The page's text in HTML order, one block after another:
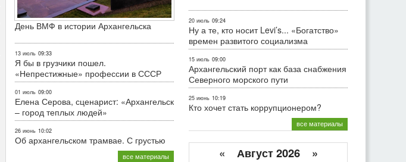
День ВМФ в истории Архангельска
13 июль 09:33
Я бы в грузчики пошел.
«Непрестижные» профессии в СССР
01 июль 09:00
Елена Серова, сценарист: «Архангельск
– город теплых людей»
26 июнь 10:02
Об архангельском трамвае. С грустью
все материалы
20 июль 09:24
Ну а те, кто носит Levi’s... «Богатство»
времен развитого социализма
15 июль 09:00
Архангельский порт как база снабжения
Северного морского пути
25 июнь 10:19
Кто хочет стать коррупционером?
все материалы
« Август 2026 »